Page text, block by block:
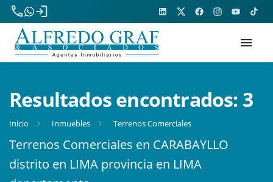
phone
login
menu
Resultados encontrados: 3
Inicio Inmuebles Terrenos Comerciales
Terrenos Comerciales en CARABAYLLO
distrito en LIMA provincia en LIMA